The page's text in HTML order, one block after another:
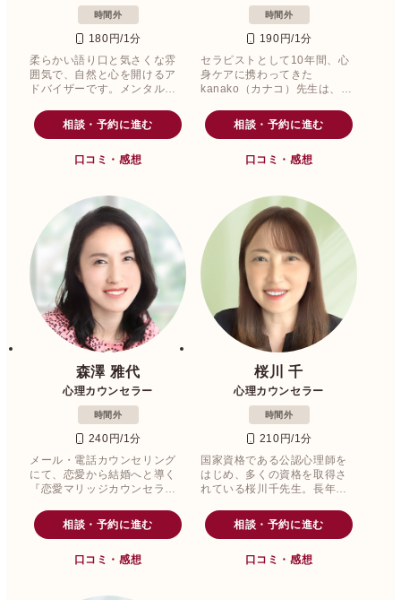
時間外
180円/1分
柔らかい語り口と気さくな雰
囲気で、自然と心を開けるア
ドバイザーです。メンタル心
有。
相談・予約に進む
口コミ・感想
時間外
190円/1分
セラピストとして10年間、心
身ケアに携わってきた
kanako（カナコ）先生は、個
て話せた」「楽になった」と
お客様から高評価をいただく
相談・予約に進む
口コミ・感想
森澤 雅代
心理カウンセラー
時間外
240円/1分
メール・電話カウンセリング
にて、恋愛から結婚へと導く
『恋愛マリッジカウンセラ
相談・予約に進む
口コミ・感想
桜川 千
心理カウンセラー
時間外
210円/1分
国家資格である公認心理師を
はじめ、多くの資格を取得さ
れている桜川千先生。長年、
年齢層の方々をケアし支援さ
れてきました。
相談・予約に進む
口コミ・感想